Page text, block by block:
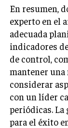
Acerca de
busco una
película.
Aparece en
Infórmate aquí.
En resumen,
experto en el
adecuada
indicadores
de control,
mantener una
considerar
con un líder
periódicas. La
para el éxito